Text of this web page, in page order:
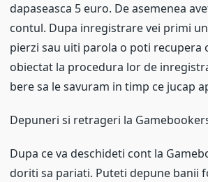
dapaseasca 5 euro. De asemenea
contul. Dupa inregistrare vei primi
pierzi sau uiti parola o poti recupera
obiectat la procedura lor de
bere sa le savuram in timp ce jucap
Depuneri si retrageri la
Dupa ce va deschideti cont la
doriti sa pariati. Puteti depune banii